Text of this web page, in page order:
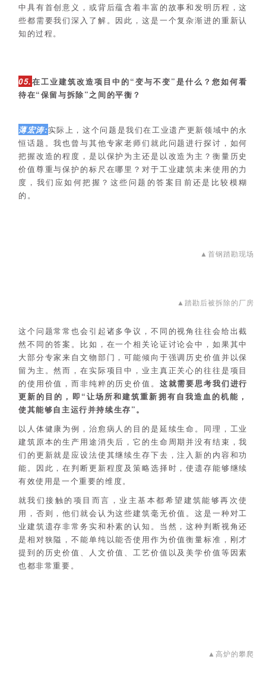
中具有首创意义，或背后蕴含着丰富的故事和发明历程，这
些都需要我们深入了解。因此，这是一个复杂渐进的重新认
知的过程。
05.在工业建筑改造项目中的“变与不变”是什么？您如何看
待在“保留与拆除”之间的平衡？
薄宏涛:实际上，这个问题是我们在工业遗产更新领域中的永
恒话题。我也曾与其他专家老师们就此问题进行探讨，如何
把握改造的程度，是以保护为主还是以改造为主？衡量历史
价值尊重与保护的标尺在哪里？对于工业建筑未来使用的力
度，我们应如何把握？这些问题的答案目前还是比较模糊
的。
▲首钢踏勘现场
▲踏勘后被拆除的厂房
这个问题常常也会引起诸多争议，不同的视角往往会给出截
然不同的答案。比如，在一个相关论证讨论会中，如果其中
大部分专家来自文物部门，可能倾向于强调历史价值并以保
留为主。然而，在实际项目中，业主真正关心的往往是项目
的使用价值，而非纯粹的历史价值。 这就需要思考我们进行
更新的目的，即“让场所和建筑重新拥有自我造血的机能，
使其能够自主运行并持续生存”。
以人体健康为例，治愈病人的目的是延续生命。同理，工业
建筑原本的生产用途消失后，它的生命周期并没有结束，我
们的更新就是应设法使其继续生存下去，注入新的内容和功
能。因此，在判断更新程度及策略选择时，使遗存能够继续
有效使用是一个重要的维度。
就我们接触的项目而言，业主基本都希望建筑能够再次使
用，否则，他们就会认为这些建筑毫无价值。这是一种对工
业建筑遗存非常务实和朴素的认知。当然，这种判断视角还
是相对狭隘，不能单纯以能否使用作为价值衡量标准，刚才
提到的历史价值、人文价值、工艺价值以及美学价值等因素
也都非常重要。
▲高炉的攀爬